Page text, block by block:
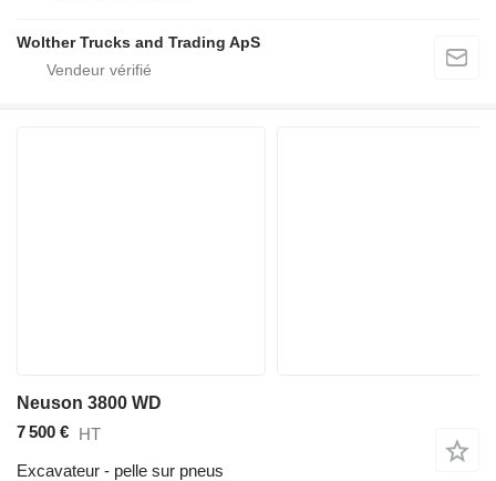
Wolther Trucks and Trading ApS
Neuson 3800 WD
7 500 € HT
Excavateur - pelle sur pneus